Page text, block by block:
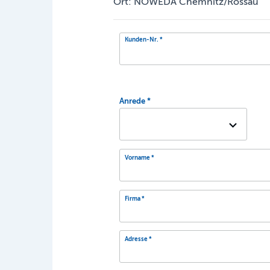
Kunden-Nr.
Anrede
Vorname
Firma
Adresse